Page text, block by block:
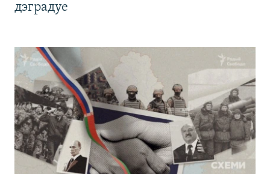
дэградуе